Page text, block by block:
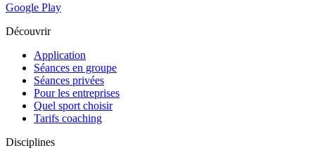
Google Play
Découvrir
Application
Séances en groupe
Séances privées
Pour les entreprises
Quel sport choisir
Tarifs coaching
Disciplines